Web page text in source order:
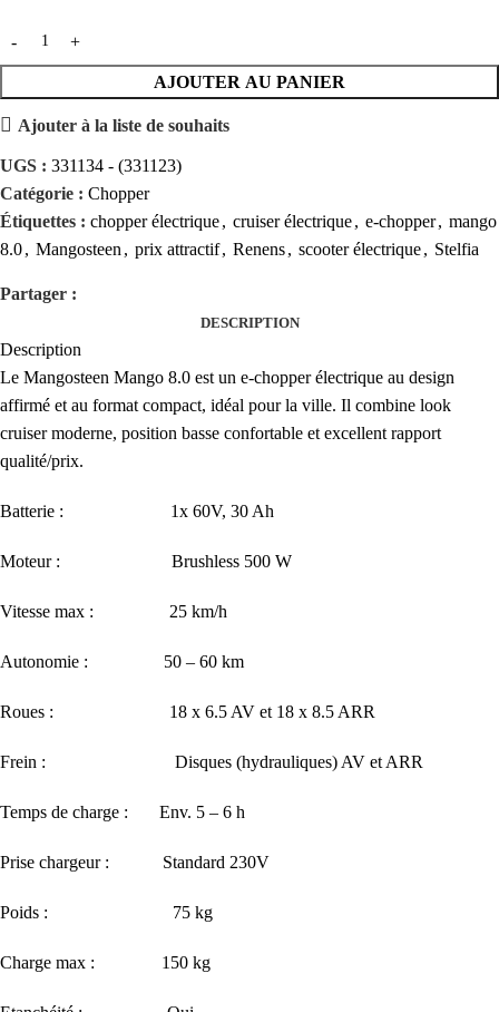
AJOUTER AU PANIER
Ajouter à la liste de souhaits
UGS : 331134 - (331123)
Catégorie : Chopper
Étiquettes : chopper électrique, cruiser électrique, e-chopper, mango
8.0, Mangosteen , prix attractif, Renens, scooter électrique, Stelfia
Partager :
DESCRIPTION
Description
Le Mangosteen Mango 8.0 est un e-chopper électrique au design
affirmé et au format compact, idéal pour la ville. Il combine look
cruiser moderne, position basse confortable et excellent rapport
qualité/prix.
Batterie : 1x 60V, 30 Ah
Moteur : Brushless 500 W
Vitesse max : 25 km/h
Autonomie : 50 – 60 km
Roues : 18 x 6.5 AV et 18 x 8.5 ARR
Frein : Disques (hydrauliques) AV et ARR
Temps de charge : Env. 5 – 6 h
Prise chargeur : Standard 230V
Poids : 75 kg
Charge max : 150 kg